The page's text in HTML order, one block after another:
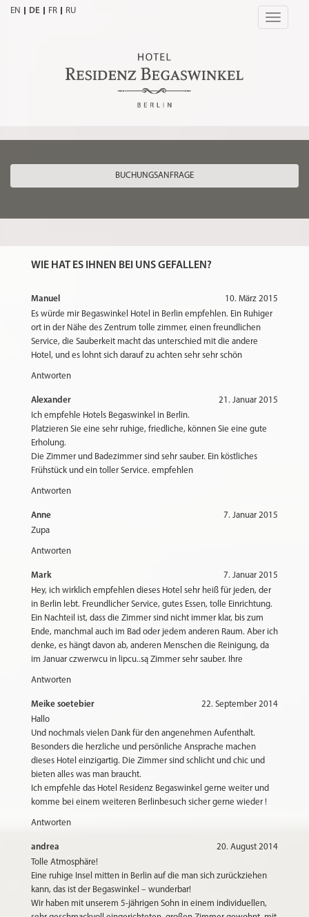
Toggle
EN DE FR RU
BUCHUNGSANFRAGE
WIE HAT ES IHNEN BEI UNS GEFALLEN?
Manuel
10. März 2015
Es würde mir Begaswinkel Hotel in Berlin empfehlen. Ein Ruhiger
ort in der Nähe des Zentrum tolle zimmer, einen freundlichen
Service, die Sauberkeit macht das unterschied mit die andere
Hotel, und es lohnt sich darauf zu achten sehr sehr schön
Antworten
Alexander
21. Januar 2015
Ich empfehle Hotels Begaswinkel in Berlin.
Platzieren Sie eine sehr ruhige, friedliche, können Sie eine gute
Erholung.
Die Zimmer und Badezimmer sind sehr sauber. Ein köstliches
Frühstück und ein toller Service. empfehlen
Antworten
Anne
7. Januar 2015
Zupa
Antworten
Mark
7. Januar 2015
Hey, ich wirklich empfehlen dieses Hotel sehr heiß für jeden, der
in Berlin lebt. Freundlicher Service, gutes Essen, tolle Einrichtung.
Ein Nachteil ist, dass die Zimmer sind nicht immer klar, bis zum
Ende, manchmal auch im Bad oder jedem anderen Raum. Aber ich
denke, es hängt davon ab, anderen Menschen die Reinigung, da
im Januar czwerwcu in lipcu..są Zimmer sehr sauber. Ihre
Antworten
Meike soetebier
22. September 2014
Hallo
Und nochmals vielen Dank für den angenehmen Aufenthalt.
Besonders die herzliche und persönliche Ansprache machen
dieses Hotel einzigartig. Die Zimmer sind schlicht und chic und
bieten alles was man braucht.
Ich empfehle das Hotel Residenz Begaswinkel gerne weiter und
komme bei einem weiteren Berlinbesuch sicher gerne wieder !
Antworten
andrea
20. August 2014
Tolle Atmosphäre!
Eine ruhige Insel mitten in Berlin auf die man sich zurückziehen
kann, das ist der Begaswinkel – wunderbar!
Wir haben mit unserem 5-jährigen Sohn in einem individuellen,